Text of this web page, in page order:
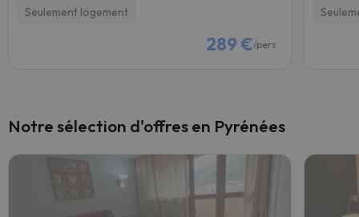
Seulement logement
289 €/pers.
Notre sélection d'offres en Pyrénées